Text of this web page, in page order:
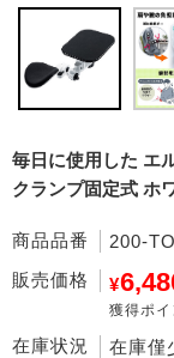
毎日に使用した エ
クランプ固定式 ホ
商品品番
200-
販売価格
¥
獲得ポ
在庫状況 在庫僅